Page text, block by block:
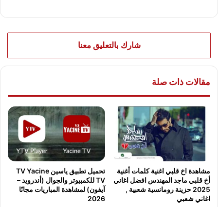
شارك بالتعليق معنا
مقالات ذات صلة
مشاهدة اخ قلبي اغنية كلمات أغنية
أخ قلبي ماجد المهندس افضل اغاني
2025 حزينة رومانسية شعبية ,
اغاني شعبي
تحميل تطبيق ياسين TV Yacine
TV للكمبيوتر والجوال (أندرويد –
آيفون) لمشاهدة المباريات مجانًا
2026